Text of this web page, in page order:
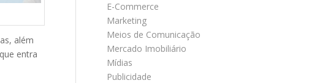
além
entra
E-Commerce
Marketing
Meios de Comunicação
Mercado Imobiliário
Mídias
Publicidade